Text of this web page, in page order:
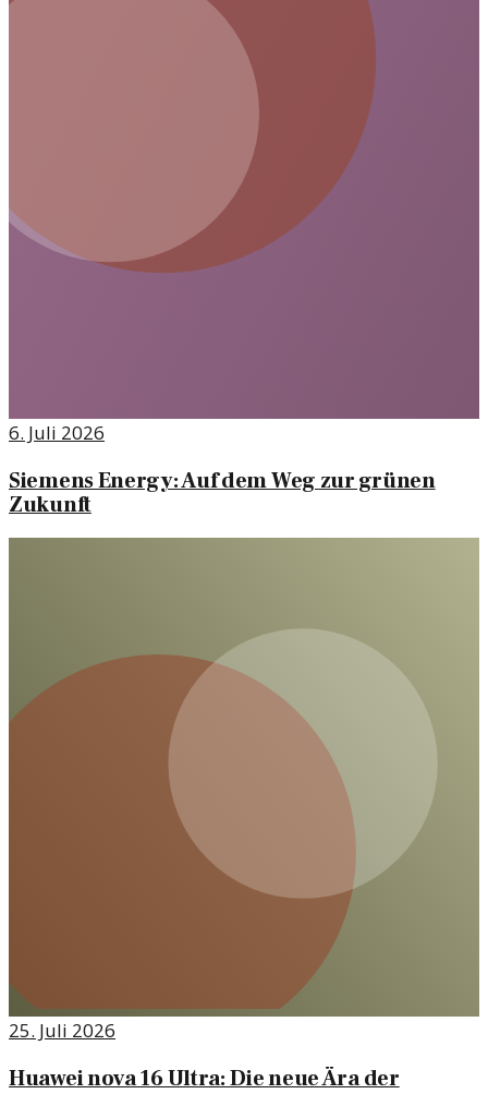
6. Juli 2026
Siemens Energy: Auf dem Weg zur grünen
Zukunft
25. Juli 2026
Huawei nova 16 Ultra: Die neue Ära der